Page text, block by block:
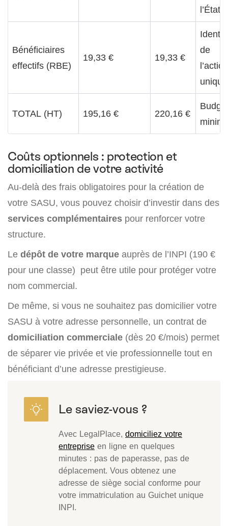
l’État
Bénéficiaires
effectifs (RBE)
19,33 € 19,33 €
de
unique
TOTAL (HT) 195,16 € 220,16 €
Coûts optionnels : protection et
domiciliation de votre activité
Au-delà des frais obligatoires pour la création de
votre SASU, vous pouvez choisir d’investir dans des
services complémentaires pour renforcer votre
structure.
Le dépôt de votre marque auprès de l’INPI (190 €
pour une classe) peut être utile pour protéger votre
nom commercial.
De même, si vous ne souhaitez pas domicilier votre
SASU à votre adresse personnelle, un contrat de
domiciliation commerciale (dès 20 €/mois) permet
de séparer vie privée et vie professionnelle tout en
bénéficiant d’une adresse prestigieuse.
Avec LegalPlace, domiciliez votre
entreprise en ligne en quelques
minutes : pas de paperasse, pas de
déplacement. Vous obtenez une
adresse de siège social conforme pour
votre immatriculation au Guichet unique
INPI.